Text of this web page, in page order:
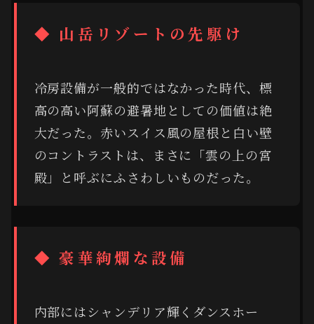
◆ 山岳リゾートの先駆け
冷房設備が一般的ではなかった時代、標
高の高い阿蘇の避暑地としての価値は絶
大だった。赤いスイス風の屋根と白い壁
のコントラストは、まさに「雲の上の宮
殿」と呼ぶにふさわしいものだった。
◆ 豪華絢爛な設備
内部にはシャンデリア輝くダンスホー